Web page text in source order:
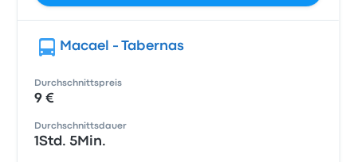
Macael - Tabernas
Durchschnittspreis
9 €
Durchschnittsdauer
1Std. 5Min.